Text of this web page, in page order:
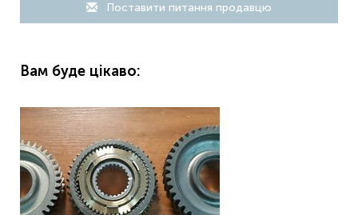
Поставити питання продавцю
Вам буде цікаво: